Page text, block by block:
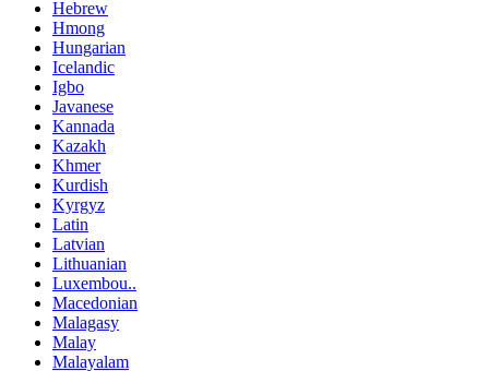
Hebrew
Hmong
Hungarian
Icelandic
Igbo
Javanese
Kannada
Kazakh
Khmer
Kurdish
Kyrgyz
Latin
Latvian
Lithuanian
Luxembou..
Macedonian
Malagasy
Malay
Malayalam